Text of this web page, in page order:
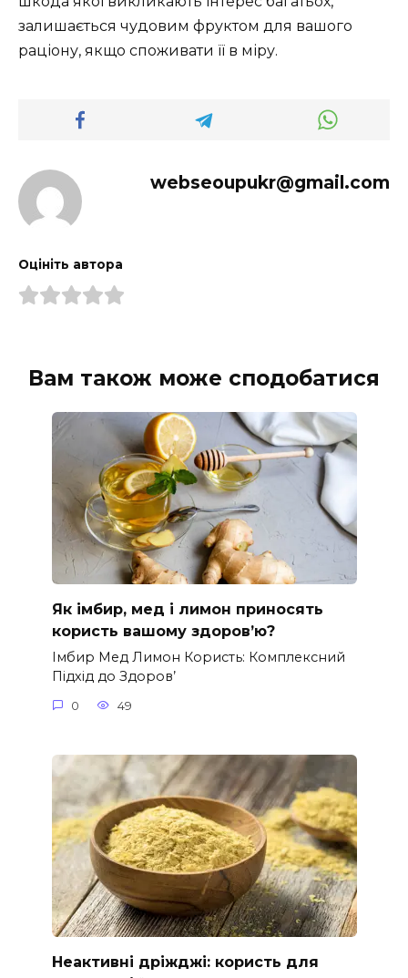
залишається чудовим фруктом для вашого
раціону, якщо споживати її в міру.
webseoupukr@gmail.com
Оцініть автора
Вам також може сподобатися
Як імбир, мед і лимон приносять
користь вашому здоров’ю?
Імбир Мед Лимон Користь: Комплексний
Підхід до Здоров’
0 49
Неактивні дріжджі: користь для